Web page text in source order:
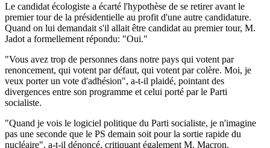
Le candidat écologiste a écarté l'hypothèse de se retirer avant le
premier tour de la présidentielle au profit d'une autre candidature.
Quand on lui demandait s'il allait être candidat au premier tour, M.
Jadot a formellement répondu: "Oui."
"Vous avez trop de personnes dans notre pays qui votent par
renoncement, qui votent par défaut, qui votent par colère. Moi, je
veux porter un vote d'adhésion", a-t-il plaidé, pointant des
divergences entre son programme et celui porté par le Parti
socialiste.
"Quand je vois le logiciel politique du Parti socialiste, je n'imagine
pas une seconde que le PS demain soit pour la sortie rapide du
nucléaire", a-t-il dénoncé, critiquant également M. Macron.